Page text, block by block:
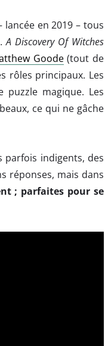
lancée en 2019 – tous
A Discovery Of Witches
Goode(tout de
rôles principaux. Les
magique. Les
ce qui ne gâche
parfois indigents, des
réponses, mais dans
; parfaites pour se